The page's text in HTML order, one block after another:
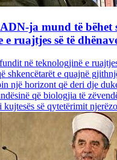
ja mund të bëhet
e ruajtjes së të
në teknologjinë e
shkencëtarët e quajnë
një horizont që deri dje
që biologjia të
së qytetërimit